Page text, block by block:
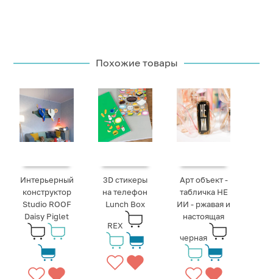
Похожие товары
Интерьерный
конструктор
Studio ROOF
Daisy Piglet
3D стикеры
на телефон
Lunch Box
REX
Арт объект -
табличка НЕ
ИИ - ржавая и
настоящая
черная